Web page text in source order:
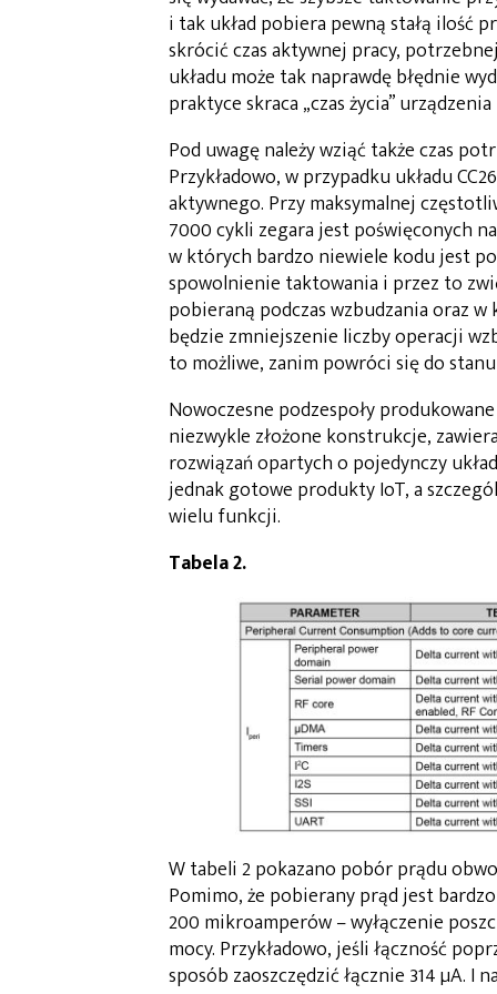
i tak układ pobiera pewną stałą ilość
skrócić czas aktywnej pracy,
układu może tak naprawdę błędnie
praktyce skraca „czas życia”
Pod uwagę należy wziąć także czas
Przykładowo, w przypadku układu
aktywnego. Przy maksymalnej
7000 cykli zegara jest poświęconych
w których bardzo niewiele kodu jest
spowolnienie taktowania i przez to
pobieraną podczas wzbudzania oraz
będzie zmniejszenie liczby operacji
to możliwe, zanim powróci się do
Nowoczesne podzespoły
niezwykle złożone konstrukcje,
rozwiązań opartych o pojedynczy
jednak gotowe produkty IoT, a
wielu funkcji.
Tabela 2.
W tabeli 2 pokazano pobór prądu
Pomimo, że pobierany prąd jest
200 mikroamperów – wyłączenie
mocy. Przykładowo, jeśli łączność
sposób zaoszczędzić łącznie 314 µA.